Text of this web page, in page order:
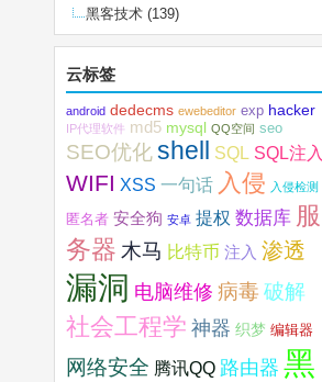
黑客技术 (139)
云标签
android dedecms ewebeditor exp hacker
IP代理软件 md5 mysql QQ空间 seo
SEO优化shell SQL SQL注入
WIFI XSS 一句话 入侵 入侵检测
匿名者 安全狗 安卓 提权 数据库 服
务器 木马 比特币 注入 渗透
漏洞 电脑维修 病毒 破解
社会工程学 神器 织梦 编辑器
网络安全 腾讯QQ 路由器 黑